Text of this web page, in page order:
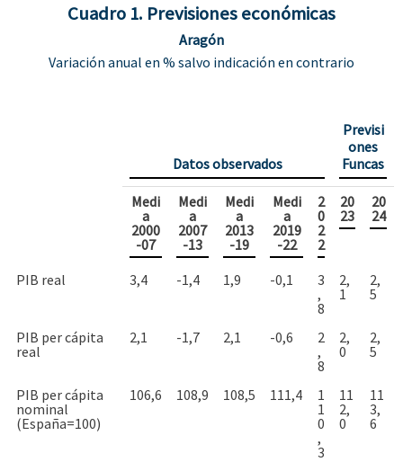
Cuadro 1. Previsiones económicas
Aragón
Variación anual en % salvo indicación en contrario
Datos observados
Previsi
ones
Funcas
Medi
a
2000
-07
Medi
a
2007
-13
Medi
a
2013
-19
Medi
a
2019
-22
2
0
2
2
20
23
20
24
PIB real 3,4 -1,4 1,9 -0,1
3
,
8
2,
1
2,
5
PIB per cápita
real
2,1 -1,7 2,1 -0,6
2
,
8
2,
0
2,
5
PIB per cápita
nominal
(España=100)
106,6 108,9 108,5 111,4
1
1
0
,
3
11
2,
0
11
3,
6